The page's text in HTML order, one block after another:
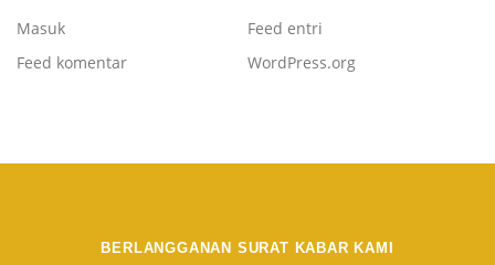
Masuk
Feed entri
Feed komentar
WordPress.org
BERLANGGANAN SURAT KABAR KAMI